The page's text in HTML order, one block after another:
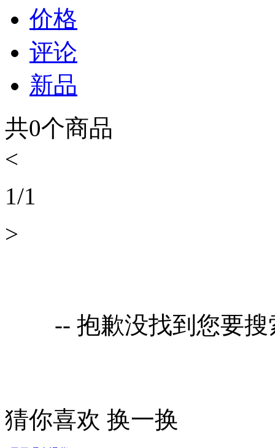
价格
评论
新品
共0个商品
<
1/1
>
-- 抱歉没找到您要
猜你喜欢 换一换